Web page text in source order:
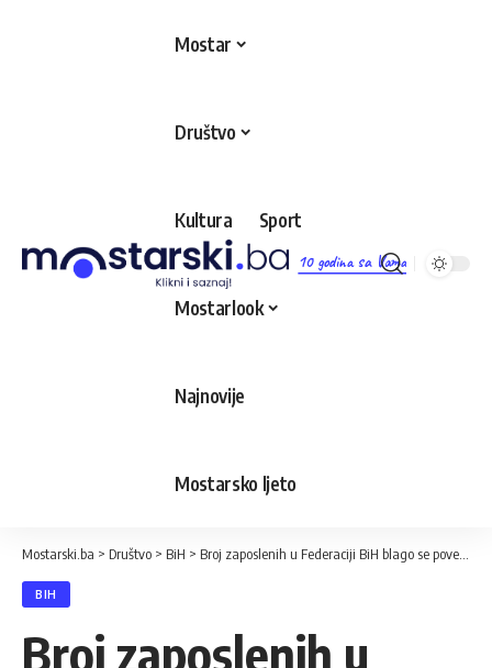
10 godina sa Vama
Mostar
Društvo
Kultura Sport
Mostarlook
Najnovije
Mostarsko ljeto
Mostarski.ba > Društvo > BiH > Broj zaposlenih u Federaciji BiH blago se povećava, najviše u IT sektoru
BIH
Broj zaposlenih u